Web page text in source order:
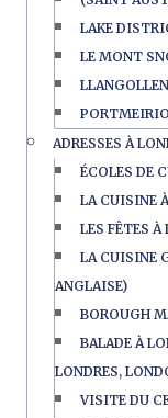
LAKE
LE MONT
ADRESSES À
ÉCOLES DE
LA CUISINE
LES FÊTES À
LA CUISINE
ANGLAISE)
BOROUGH
BALADE À
LONDRES,
VISITE DU